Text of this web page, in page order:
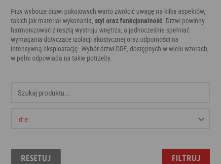
Przy wyborze drzwi pokojowych warto zwrócić uwagę na kilka aspektów,
takich jak materiał wykonania,styl oraz funkcjonalność. Drzwi powinny
harmonizować z resztą wystroju wnętrza, a jednocześnie spełniać
wymagania dotyczące izolacji akustycznej oraz odporności na
intensywną eksploatację. Wybór drzwi DRE, dostępnych w wielu wzorach,
w pełni odpowiada na takie potrzeby.
Resetuj Filtruj